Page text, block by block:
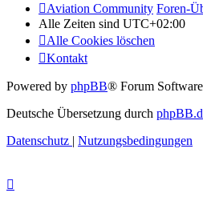
Aviation Community Foren-
Alle Zeiten sind UTC+02:00
Alle Cookies löschen
Kontakt
Powered by phpBB® Forum
Deutsche Übersetzung durch
Datenschutz | Nutzungsbedingungen